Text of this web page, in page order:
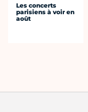
Les concerts
parisiens à voir en
août